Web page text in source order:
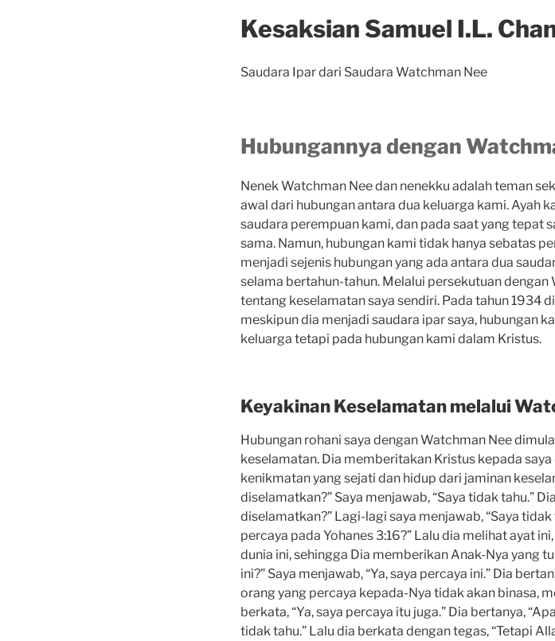
Kesaksian Samuel I.L.
Saudara Ipar dari Saudara Watchman Nee
Hubungannya dengan
Nenek Watchman Nee dan nenekku adalah teman
awal dari hubungan antara dua keluarga kami. Ayah
saudara perempuan kami, dan pada saat yang tepat
sama. Namun, hubungan kami tidak hanya sebatas
menjadi sejenis hubungan yang ada antara dua
selama bertahun-tahun. Melalui persekutuan dengan
tentang keselamatan saya sendiri. Pada tahun 1934
meskipun dia menjadi saudara ipar saya, hubungan
keluarga tetapi pada hubungan kami dalam Kristus.
Keyakinan Keselamatan melalui
Hubungan rohani saya dengan Watchman Nee
keselamatan. Dia memberitakan Kristus kepada
kenikmatan yang sejati dan hidup dari jaminan
diselamatkan?” Saya menjawab, “Saya tidak tahu.”
diselamatkan?” Lagi-lagi saya menjawab, “Saya
percaya pada Yohanes 3:16?” Lalu dia melihat ayat
dunia ini, sehingga Dia memberikan Anak-Nya yang
ini?” Saya menjawab, “Ya, saya percaya ini.” Dia
orang yang percaya kepada-Nya tidak akan binasa,
berkata, “Ya, saya percaya itu juga.” Dia bertanya,
tidak tahu.” Lalu dia berkata dengan tegas, “Tetapi